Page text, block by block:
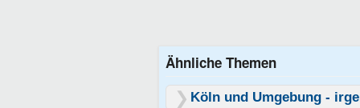
Ähnliche Themen
Köln und Umgebung -